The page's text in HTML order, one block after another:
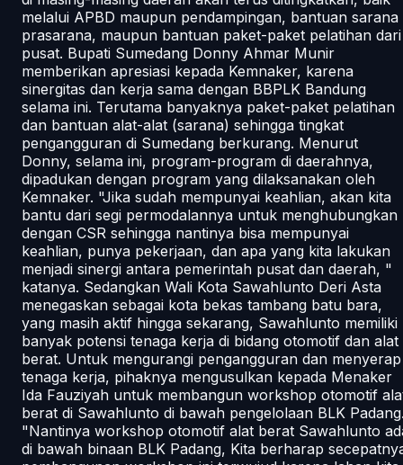
melalui APBD maupun pendampingan, bantuan sarana
prasarana, maupun bantuan paket-paket pelatihan dari
pusat. Bupati Sumedang Donny Ahmar Munir
memberikan apresiasi kepada Kemnaker, karena
sinergitas dan kerja sama dengan BBPLK Bandung
selama ini. Terutama banyaknya paket-paket pelatihan
dan bantuan alat-alat (sarana) sehingga tingkat
pengangguran di Sumedang berkurang. Menurut
Donny, selama ini, program-program di daerahnya,
dipadukan dengan program yang dilaksanakan oleh
Kemnaker. "Jika sudah mempunyai keahlian, akan kita
bantu dari segi permodalannya untuk menghubungkan
dengan CSR sehingga nantinya bisa mempunyai
keahlian, punya pekerjaan, dan apa yang kita lakukan
menjadi sinergi antara pemerintah pusat dan daerah, "
katanya. Sedangkan Wali Kota Sawahlunto Deri Asta
menegaskan sebagai kota bekas tambang batu bara,
yang masih aktif hingga sekarang, Sawahlunto memiliki
banyak potensi tenaga kerja di bidang otomotif dan alat
berat. Untuk mengurangi pengangguran dan menyerap
tenaga kerja, pihaknya mengusulkan kepada Menaker
Ida Fauziyah untuk membangun workshop otomotif
berat di Sawahlunto di bawah pengelolaan BLK
"Nantinya workshop otomotif alat berat Sawahlunto
di bawah binaan BLK Padang, Kita berharap